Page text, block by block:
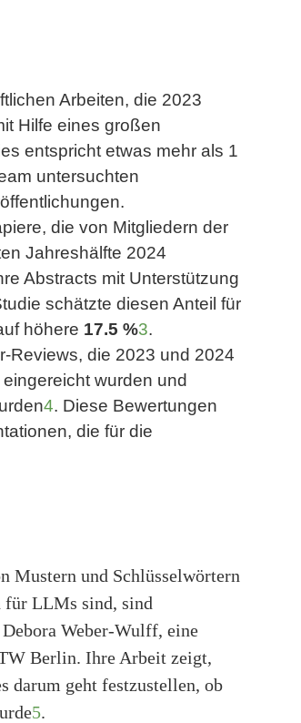
Arbeiten, die 2023
Hilfe eines großen
entspricht etwas mehr als 1
untersuchten
die von Mitgliedern der
Jahreshälfte 2024
Abstracts mit Unterstützung
schätzte diesen Anteil für
höhere 17.5 %3.
Reviews, die 2023 und 2024
wurden und
4. Diese Bewertungen
die für die
Mustern und Schlüsselwörtern
für LLMs sind, sind
Weber-Wulff, eine
Berlin. Ihre Arbeit zeigt,
darum geht festzustellen, ob
5.